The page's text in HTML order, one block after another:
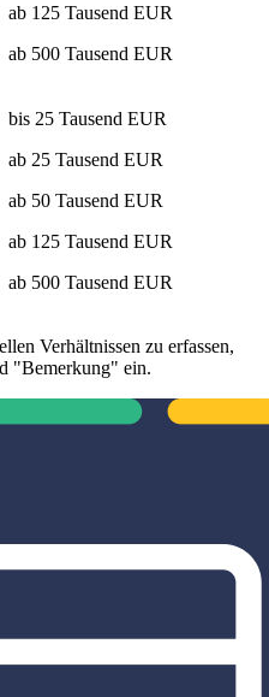
ab 125 Tausend EUR
ab 500 Tausend EUR
bis 25 Tausend EUR
ab 25 Tausend EUR
ab 50 Tausend EUR
ab 125 Tausend EUR
ab 500 Tausend EUR
Verhältnissen zu erfassen,
"Bemerkung" ein.